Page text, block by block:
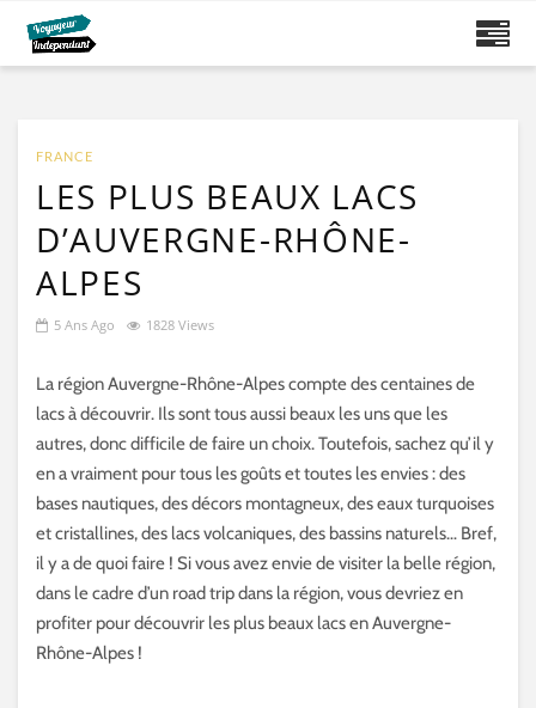
FRANCE
LES PLUS BEAUX LACS
D’AUVERGNE-RHÔNE-
ALPES
5 Ans Ago 1828 Views
La région Auvergne-Rhône-Alpes compte des centaines de
lacs à découvrir. Ils sont tous aussi beaux les uns que les
autres, donc difficile de faire un choix. Toutefois, sachez qu’il y
en a vraiment pour tous les goûts et toutes les envies : des
bases nautiques, des décors montagneux, des eaux turquoises
et cristallines, des lacs volcaniques, des bassins naturels… Bref,
il y a de quoi faire ! Si vous avez envie de visiter la belle région,
dans le cadre d’un road trip dans la région, vous devriez en
profiter pour découvrir les plus beaux lacs en Auvergne-
Rhône-Alpes !